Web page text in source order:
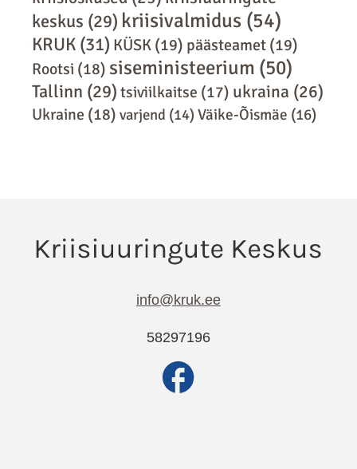
keskus (29) kriisivalmidus (54)
KRUK (31) KÜSK (19) päästeamet (19)
Rootsi (18) siseministeerium (50)
Tallinn (29) tsiviilkaitse (17) ukraina (26)
Ukraine (18) varjend (14) Väike-Õismäe (16)
info@kruk.ee
58297196